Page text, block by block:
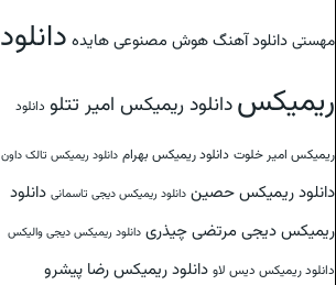
مهستی دانلود آهنگ هوش مصنوعی هایده دانلود
ریمیکسدانلود ریمیکس امیر تتلو دانلود
ریمیکس امیر خلوت دانلود ریمیکس بهرام دانلود ریمیکس تالک داون
دانلود ریمیکس حصین دانلود ریمیکس دیجی تاسمانی دانلود
ریمیکس دیجی مرتضی چیذری دانلود ریمیکس دیجی والیکس
دانلود ریمیکس دیس لاو دانلود ریمیکس رضا پیشرو